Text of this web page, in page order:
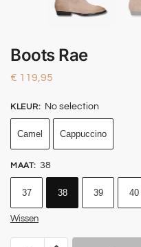
Boots Rae
€ 119,95
KLEUR: No selection
Camel Cappuccino
MAAT: 38
37 38 39 40
Wissen